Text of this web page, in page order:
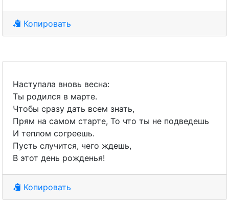
Копировать
Наступала вновь весна:
Ты родился в марте.
Чтобы сразу дать всем знать,
Прям на самом старте, То что ты не подведешь
И теплом согреешь.
Пусть случится, чего ждешь,
В этот день рожденья!
Копировать